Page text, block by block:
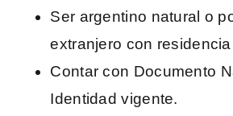
Ser argentino natural o
extranjero con
Contar con Documento
Identidad vigente.